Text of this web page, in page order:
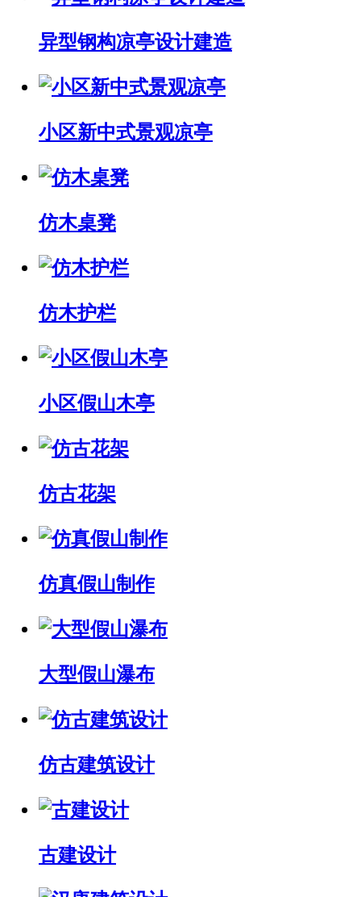
异型钢构凉亭设计建造
小区新中式景观凉亭
仿木桌凳
仿木护栏
小区假山木亭
仿古花架
仿真假山制作
大型假山瀑布
仿古建筑设计
古建设计